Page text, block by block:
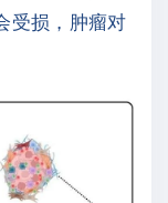
受损，肿瘤对